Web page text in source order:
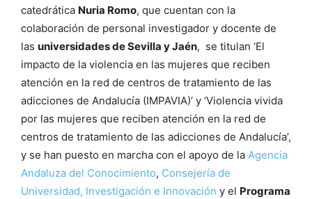
catedrática Nuria Romo, que cuentan con la
colaboración de personal investigador y docente de
las universidades de Sevilla y Jaén, se titulan ‘El
impacto de la violencia en las mujeres que reciben
atención en la red de centros de tratamiento de las
adicciones de Andalucía (IMPAVIA)’ y ‘Violencia vivida
por las mujeres que reciben atención en la red de
centros de tratamiento de las adicciones de Andalucía’,
y se han puesto en marcha con el apoyo de la Agencia
Andaluza del Conocimiento, Consejería de
Universidad, Investigación e Innovación y el Programa